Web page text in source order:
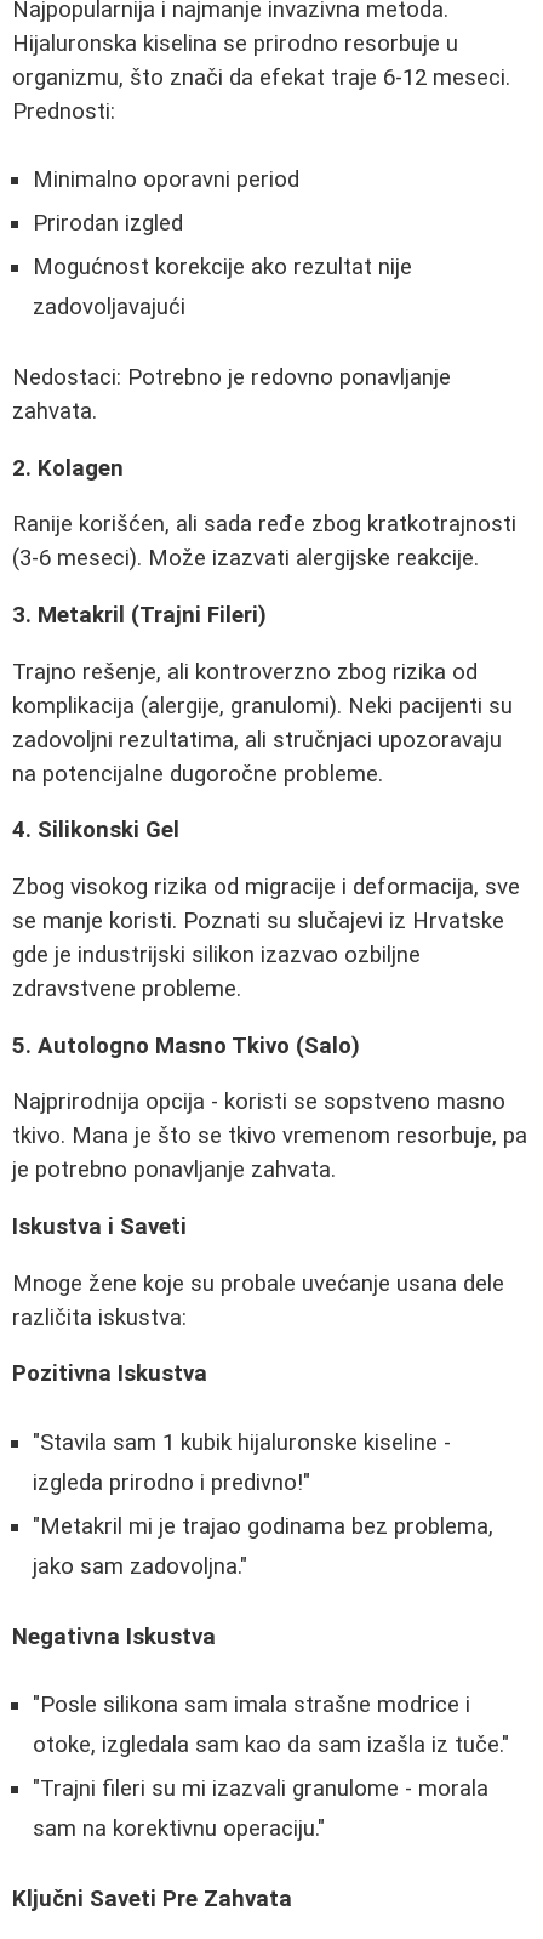
Najpopularnija i najmanje invazivna metoda.
Hijaluronska kiselina se prirodno resorbuje u
organizmu, što znači da efekat traje 6-12 meseci.
Prednosti:
Minimalno oporavni period
Prirodan izgled
Mogućnost korekcije ako rezultat nije
zadovoljavajući
Nedostaci: Potrebno je redovno ponavljanje
zahvata.
2. Kolagen
Ranije korišćen, ali sada ređe zbog kratkotrajnosti
(3-6 meseci). Može izazvati alergijske reakcije.
3. Metakril (Trajni Fileri)
Trajno rešenje, ali kontroverzno zbog rizika od
komplikacija (alergije, granulomi). Neki pacijenti su
zadovoljni rezultatima, ali stručnjaci upozoravaju
na potencijalne dugoročne probleme.
4. Silikonski Gel
Zbog visokog rizika od migracije i deformacija, sve
se manje koristi. Poznati su slučajevi iz Hrvatske
gde je industrijski silikon izazvao ozbiljne
zdravstvene probleme.
5. Autologno Masno Tkivo (Salo)
Najprirodnija opcija - koristi se sopstveno masno
tkivo. Mana je što se tkivo vremenom resorbuje, pa
je potrebno ponavljanje zahvata.
Iskustva i Saveti
Mnoge žene koje su probale uvećanje usana dele
različita iskustva:
Pozitivna Iskustva
"Stavila sam 1 kubik hijaluronske kiseline -
izgleda prirodno i predivno!"
"Metakril mi je trajao godinama bez problema,
jako sam zadovoljna."
Negativna Iskustva
"Posle silikona sam imala strašne modrice i
otoke, izgledala sam kao da sam izašla iz tuče."
"Trajni fileri su mi izazvali granulome - morala
sam na korektivnu operaciju."
Ključni Saveti Pre Zahvata